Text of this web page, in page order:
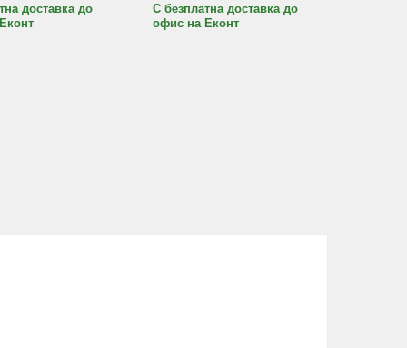
доставка до
С безплатна доставка до
офис на Еконт